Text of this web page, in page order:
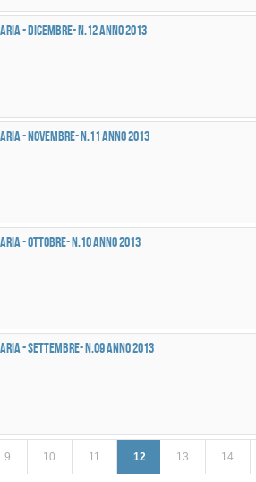
- DICEMBRE- n.12 anno 2013
- NOVEMBRE- n.11 anno 2013
- OTTOBRE- n.10 anno 2013
- SETTEMBRE- n.09 anno 2013
9 10 11 12 13 14